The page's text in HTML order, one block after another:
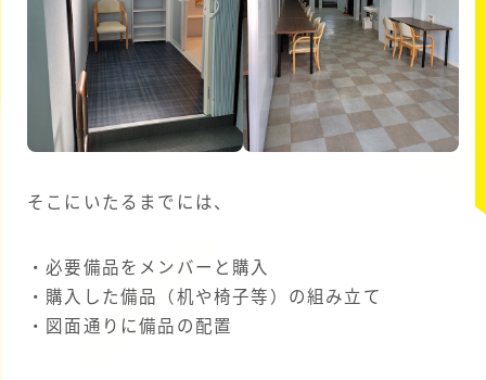
そこにいたるまでには、
・必要備品をメンバーと購入
・購入した備品（机や椅子等）の組み立て
・図面通りに備品の配置